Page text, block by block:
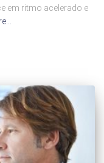
em ritmo acelerado e